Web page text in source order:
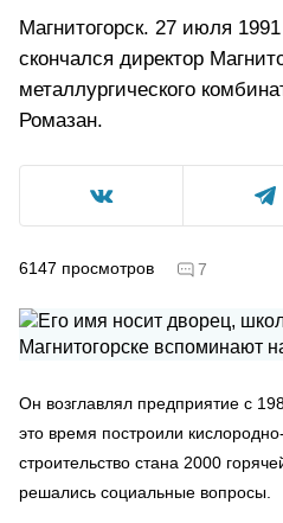
Магнитогорск. 27 июля
скончался директор
металлургического
Ромазан.
6147 просмотров 7
Он возглавлял предприятие с
это время построили
строительство стана 2000
решались социальные вопросы.